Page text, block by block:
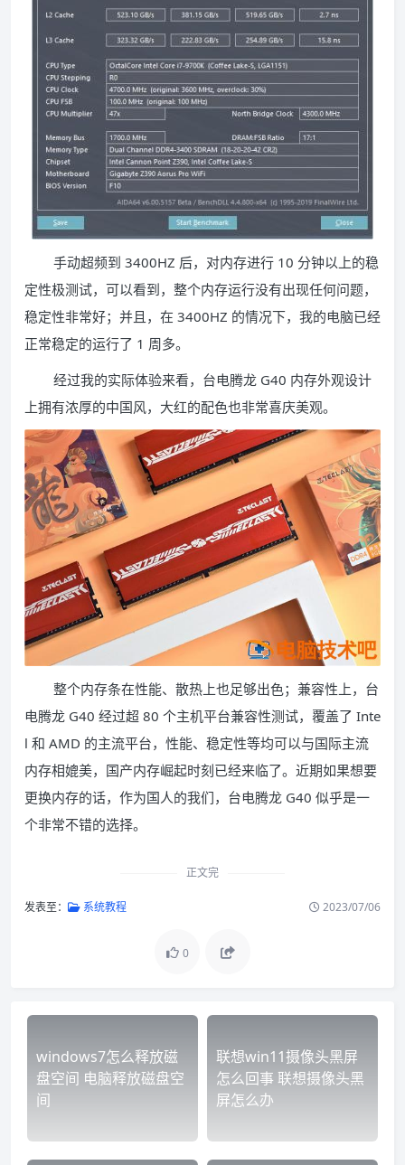
手动超频到 3400HZ 后，对内存进行 10 分钟以上的稳
定性极测试，可以看到，整个内存运行没有出现任何问题，
稳定性非常好；并且，在 3400HZ 的情况下，我的电脑已经
正常稳定的运行了 1 周多。
经过我的实际体验来看，台电腾龙 G40 内存外观设计
上拥有浓厚的中国风，大红的配色也非常喜庆美观。
整个内存条在性能、散热上也足够出色；兼容性上，台
电腾龙 G40 经过超 80 个主机平台兼容性测试，覆盖了 Inte
l 和 AMD 的主流平台，性能、稳定性等均可以与国际主流
内存相媲美，国产内存崛起时刻已经来临了。近期如果想要
更换内存的话，作为国人的我们，台电腾龙 G40 似乎是一
个非常不错的选择。
正文完
发表至： 系统教程 2023/07/06
0
windows7怎么释放磁
盘空间 电脑释放磁盘空
间
联想win11摄像头黑屏
怎么回事 联想摄像头黑
屏怎么办